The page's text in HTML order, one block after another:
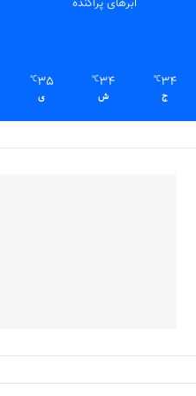
ابرهای پراکنده
34
℃
ج
34
℃
ش
35
℃
ی